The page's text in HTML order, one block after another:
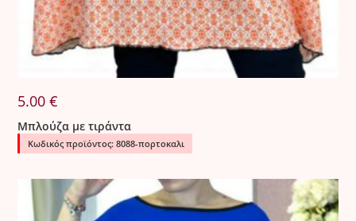
5.00€
Μπλούζα με τιράντα
Κωδικός προϊόντος: 8088-πορτοκαλι